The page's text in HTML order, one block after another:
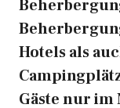
Hotels als
Gäste nur im